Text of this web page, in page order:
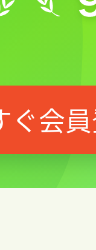
ぐ会